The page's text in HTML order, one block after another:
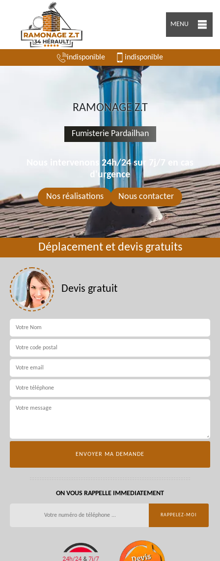
MENU
indisponible indisponible
RAMONAGE Z.T
Fumisterie Pardailhan
Nous intervenons 24h/24 sur 7j/7 en cas
d'urgence
Nos réalisations Nous contacter
Déplacement et devis gratuits
Devis gratuit
ON VOUS RAPPELLE IMMEDIATEMENT